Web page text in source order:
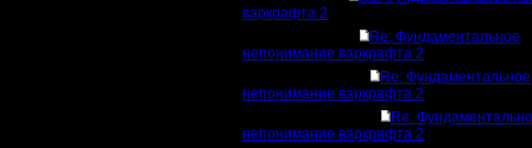
варкрафта 2
Re: Фундаментальное
непонимание варкрафта 2
Re: Фундаментальное
непонимание варкрафта 2
Re:
непонимание варкрафта 2